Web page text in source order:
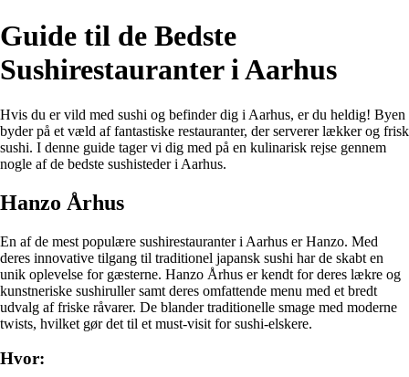
Guide til de Bedste
Sushirestauranter i Aarhus
Hvis du er vild med sushi og befinder dig i Aarhus, er du heldig! Byen
byder på et væld af fantastiske restauranter, der serverer lækker og frisk
sushi. I denne guide tager vi dig med på en kulinarisk rejse gennem
nogle af de bedste sushisteder i Aarhus.
Hanzo Århus
En af de mest populære sushirestauranter i Aarhus er Hanzo. Med
deres innovative tilgang til traditionel japansk sushi har de skabt en
unik oplevelse for gæsterne. Hanzo Århus er kendt for deres lækre og
kunstneriske sushiruller samt deres omfattende menu med et bredt
udvalg af friske råvarer. De blander traditionelle smage med moderne
twists, hvilket gør det til et must-visit for sushi-elskere.
Hvor: